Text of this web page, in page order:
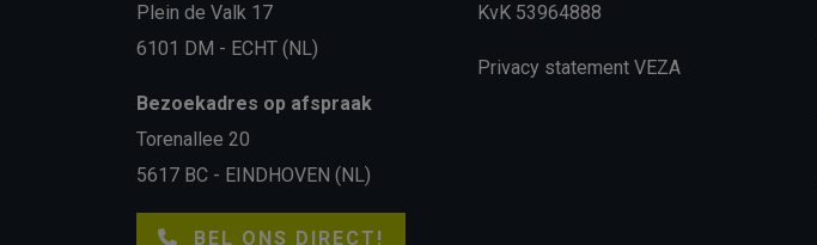
Plein de Valk 17
6101 DM - ECHT (NL)
Bezoekadres op afspraak
Torenallee 20
5617 BC - EINDHOVEN (NL)
BEL ONS DIRECT!
KvK 53964888
Privacy statement VEZA